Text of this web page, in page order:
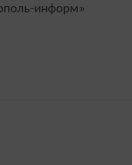
информ»